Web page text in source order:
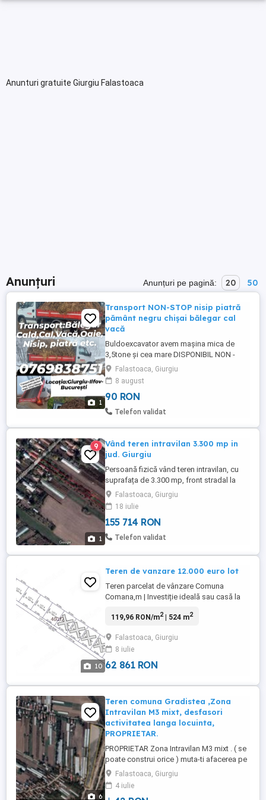
Anunturi gratuite Giurgiu Falastoaca
Anunțuri Anunțuri pe pagină: 20 50
1
Transport NON-STOP nisip piatră
pământ negru chișai bălegar cal
vacă
Buldoexcavator avem mașina mica de
3,5tone și cea mare DISPONIBIL NON -
STOP!!!! Cu doar un apel telefonic aduc la
comanda agregate de balastiera: -Nisip
spalat sortat(cernut): Tencuit, Zidarie -
Balast -Amestec de NISIP+SORT -Sort 8-
16 16-32 -Pamant umplutura avem bălegar,
Falastoaca, Giurgiu
8 august
90 RON
Telefon validat
1
9
Vând teren intravilan 3.300 mp in
jud. Giurgiu
Persoană fizică vând teren intravilan, cu
suprafața de 3.300 mp, front stradal la
ambele capete de 13 ml, cu posibilitatea
de legare la electricitate cât și la apă
curentă. Terenul este în satul Falaștoaca,
comuna Comana, Județul Giurgiu la 35 km
de București.
Falastoaca, Giurgiu
18 iulie
155 714 RON
Telefon validat
10
Teren de vanzare 12.000 euro lot
Teren parcelat de vânzare Comuna
Comana,m | Investiție ideală sau casă la
parcelat, disponibile 4 loturi, cu drum de
Sat Falastoaca, într-o zonă liniștită, cu aer
curat și acces rapid către București.
Suprafață optimă ...
119,96 RON/m2| 524 m2
Falastoaca, Giurgiu
8 iulie
62 861 RON
6
Teren comuna Gradistea ,Zona
Intravilan M3 mixt, desfasori
activitatea langa locuinta,
PROPRIETAR.
PROPRIETAR Zona Intravilan M3 mixt . ( se
poate construi orice ) muta-ti afacerea pe
proprietatea ta. Teren 15.000m2 , 3 loturi ,
6000+m, 5000+m, 3000+m ,se pot vinde si
separat , E posibil sa le impartim in loturi
Falastoaca, Giurgiu
4 iulie